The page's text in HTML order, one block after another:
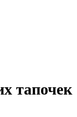
тапочек